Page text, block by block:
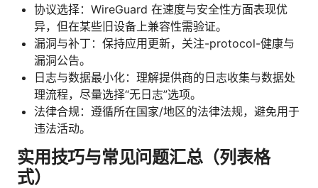
协议选择：WireGuard 在速度与安全性方面表现优
异，但在某些旧设备上兼容性需验证。
漏洞与补丁：保持应用更新，关注-protocol-健康与
漏洞公告。
日志与数据最小化：理解提供商的日志收集与数据处
理流程，尽量选择“无日志”选项。
法律合规：遵循所在国家/地区的法律法规，避免用于
违法活动。
实用技巧与常见问题汇总（列表格
式）